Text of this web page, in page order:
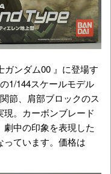
ガンダム00 』に登場す
1/144スケールモデル
節、肩部ブロックのス
。カーボンブレード
中の印象を表現した
ています。価格は